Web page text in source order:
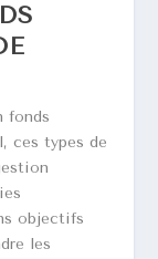
fonds
ces types de
objectifs
les